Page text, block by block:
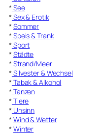
* See
* Sex & Erotik
* Sommer
* Speis & Trank
* Sport
* Städte
* Strand/Meer
* Silvester & Wechsel
* Tabak & Alkohol
* Tanzen
* Tiere
* Unsinn
* Wind & Wetter
* Winter